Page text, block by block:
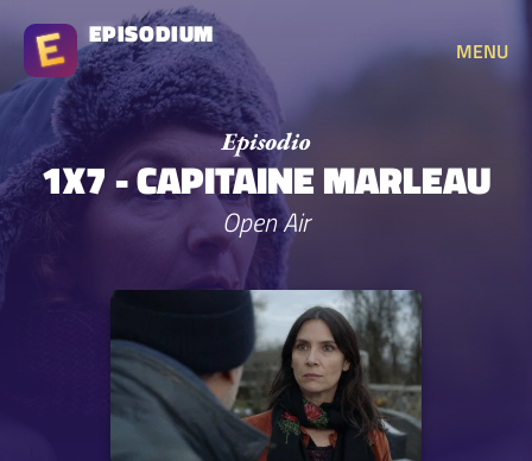
EPISODIUM
MENU
1X7 - CAPITAINE MARLEAU
Open Air